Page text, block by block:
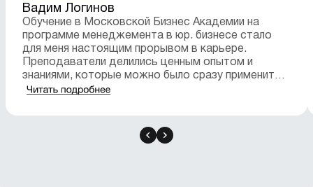
Вадим Логинов
Обучение в Московской Бизнес Академии на
программе менеджемента в юр. бизнесе стало
для меня настоящим прорывом в карьере.
Преподаватели делились ценным опытом и
знаниями, которые можно было сразу применить
на практике. Программа была очень интенсивно…